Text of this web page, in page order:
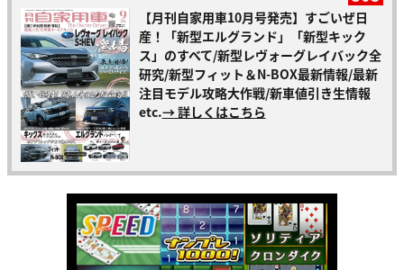
【月刊自家用車10月号発売】すごいぜ日
産！「新型エルグランド」「新型キック
ス」のすべて/新型レヴォーグレイバック全
研究/新型フィット＆N-BOX最新情報/最新
注目モデル攻略大作戦/新車値引き生情報
etc.→ 詳しくはこちら